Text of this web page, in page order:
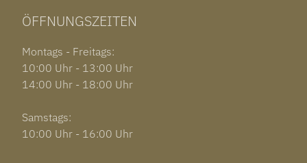
ÖFFNUNGSZEITEN
Montags - Freitags:
10:00 Uhr - 13:00 Uhr
14:00 Uhr - 18:00 Uhr
Samstags:
10:00 Uhr - 16:00 Uhr